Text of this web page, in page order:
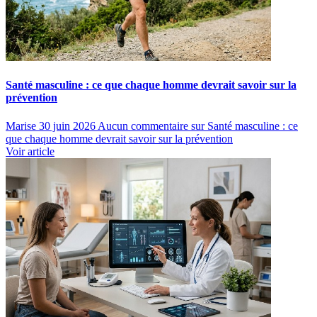
Santé masculine : ce que chaque homme devrait savoir sur la
prévention
Marise 30 juin 2026 Aucun commentaire sur Santé masculine : ce
que chaque homme devrait savoir sur la prévention
Voir article